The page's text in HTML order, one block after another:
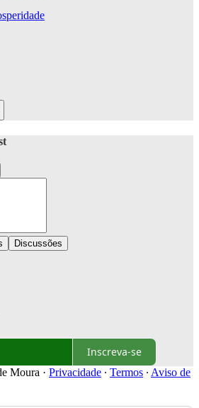
Discussões
Inscreva-se
Moura · Privacidade ∙ Termos ∙ Aviso de